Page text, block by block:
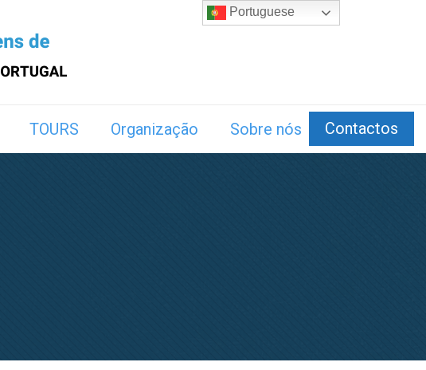
TOURS Organização Sobre nós Contactos
Portuguese